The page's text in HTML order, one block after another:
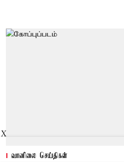
வானிலை செய்திகள்
X